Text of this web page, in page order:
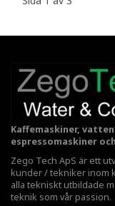
Kaffemaskiner,
espressomaskiner
Zego Tech ApS är ett
kunder / tekniker inom
alla tekniskt utbildade
teknik som vår passion.